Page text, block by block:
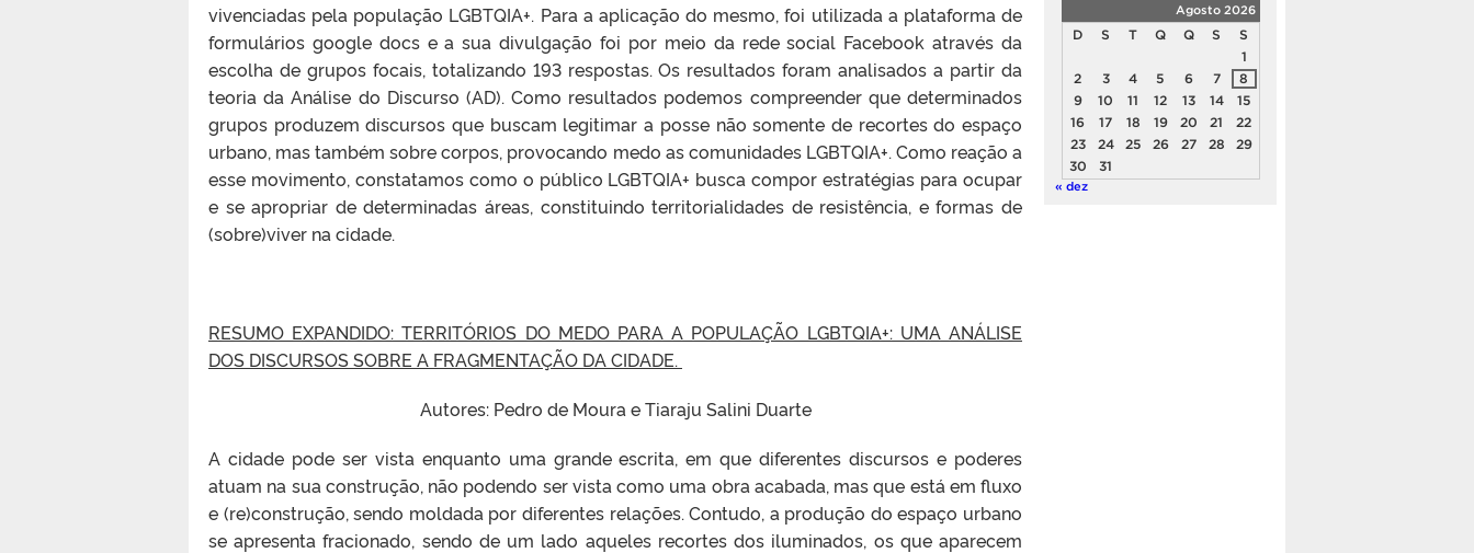
vivenciadas pela população LGBTQIA+. Para a aplicação do mesmo, foi utilizada a plataforma de
formulários google docs e a sua divulgação foi por meio da rede social Facebook através da
escolha de grupos focais, totalizando 193 respostas. Os resultados foram analisados a partir da
teoria da Análise do Discurso (AD). Como resultados podemos compreender que determinados
grupos produzem discursos que buscam legitimar a posse não somente de recortes do espaço
urbano, mas também sobre corpos, provocando medo as comunidades LGBTQIA+. Como reação a
esse movimento, constatamos como o público LGBTQIA+ busca compor estratégias para ocupar
e se apropriar de determinadas áreas, constituindo territorialidades de resistência, e formas de
(sobre)viver na cidade.
RESUMO EXPANDIDO: TERRITÓRIOS DO MEDO PARA A POPULAÇÃO LGBTQIA+: UMA ANÁLISE
DOS DISCURSOS SOBRE A FRAGMENTAÇÃO DA CIDADE.
Autores: Pedro de Moura e Tiaraju Salini Duarte
A cidade pode ser vista enquanto uma grande escrita, em que diferentes discursos e poderes
atuam na sua construção, não podendo ser vista como uma obra acabada, mas que está em fluxo
e (re)construção, sendo moldada por diferentes relações. Contudo, a produção do espaço urbano
se apresenta fracionado, sendo de um lado aqueles recortes dos iluminados, os que aparecem
Agosto 2026
D S T Q Q S
S
1
2
3 4 5 6 7
8
9
10 11 12 13 14
15
16
17 18 19 20 21
22
23
24 25 26 27 28
29
30
31
« dez